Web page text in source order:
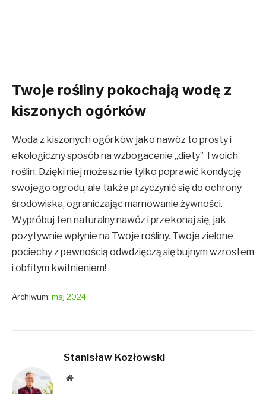
Twoje rośliny pokochają wodę z
kiszonych ogórków
Woda z kiszonych ogórków jako nawóz to prosty i
ekologiczny sposób na wzbogacenie „diety” Twoich
roślin. Dzięki niej możesz nie tylko poprawić kondycję
swojego ogrodu, ale także przyczynić się do ochrony
środowiska, ograniczając marnowanie żywności.
Wypróbuj ten naturalny nawóz i przekonaj się, jak
pozytywnie wpłynie na Twoje rośliny. Twoje zielone
pociechy z pewnością odwdzięczą się bujnym wzrostem
i obfitym kwitnieniem!
Archiwum: maj 2024
Stanisław Kozłowski
Website